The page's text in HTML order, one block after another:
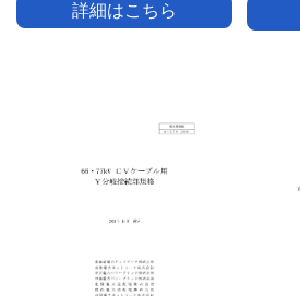
詳細はこちら